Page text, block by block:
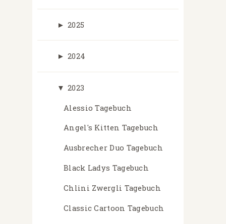
► 2025
► 2024
▼ 2023
Alessio Tagebuch
Angel's Kitten Tagebuch
Ausbrecher Duo Tagebuch
Black Ladys Tagebuch
Chlini Zwergli Tagebuch
Classic Cartoon Tagebuch